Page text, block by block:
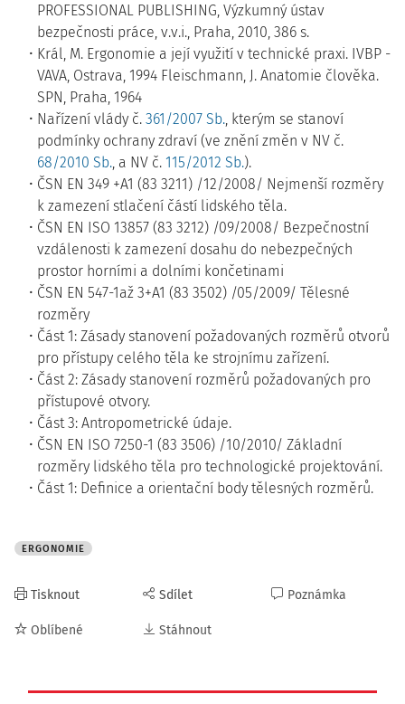
PROFESSIONAL PUBLISHING, Výzkumný ústav
bezpečnosti práce, v.v.i., Praha, 2010, 386 s.
Král, M. Ergonomie a její využití v technické praxi. IVBP -
VAVA, Ostrava, 1994 Fleischmann, J. Anatomie člověka.
SPN, Praha, 1964
Nařízení vlády č. 361/2007 Sb. , kterým se stanoví
podmínky ochrany zdraví (ve znění změn v NV č.
68/2010 Sb. , a NV č. 115/2012 Sb.).
ČSN EN 349 +A1 (83 3211) /12/2008/ Nejmenší rozměry
k zamezení stlačení částí lidského těla.
ČSN EN ISO 13857 (83 3212) /09/2008/ Bezpečnostní
vzdálenosti k zamezení dosahu do nebezpečných
prostor horními a dolními končetinami
ČSN EN 547-1až 3+A1 (83 3502) /05/2009/ Tělesné
rozměry
Část 1: Zásady stanovení požadovaných rozměrů otvorů
pro přístupy celého těla ke strojnímu zařízení.
Část 2: Zásady stanovení rozměrů požadovaných pro
přístupové otvory.
Část 3: Antropometrické údaje.
ČSN EN ISO 7250-1 (83 3506) /10/2010/ Základní
rozměry lidského těla pro technologické projektování.
Část 1: Definice a orientační body tělesných rozměrů.
ERGONOMIE
Tisknout
Oblíbené
Sdílet
Stáhnout
Poznámka